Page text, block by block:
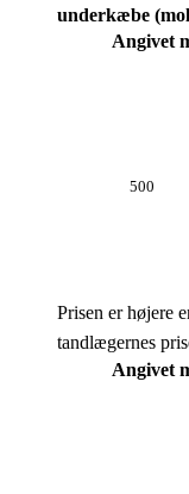
underkæbe
Angivet
500
Prisen er højere
tandlægernes
Angivet